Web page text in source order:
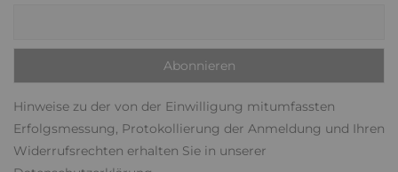
Hinweise zu der von der Einwilligung mitumfassten
Erfolgsmessung, Protokollierung der Anmeldung und Ihren
Widerrufsrechten erhalten Sie in unserer